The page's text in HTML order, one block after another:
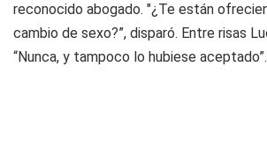
reconocido abogado. "¿Te están
cambio de sexo?”, disparó. Entre risas
“Nunca, y tampoco lo hubiese aceptado”.